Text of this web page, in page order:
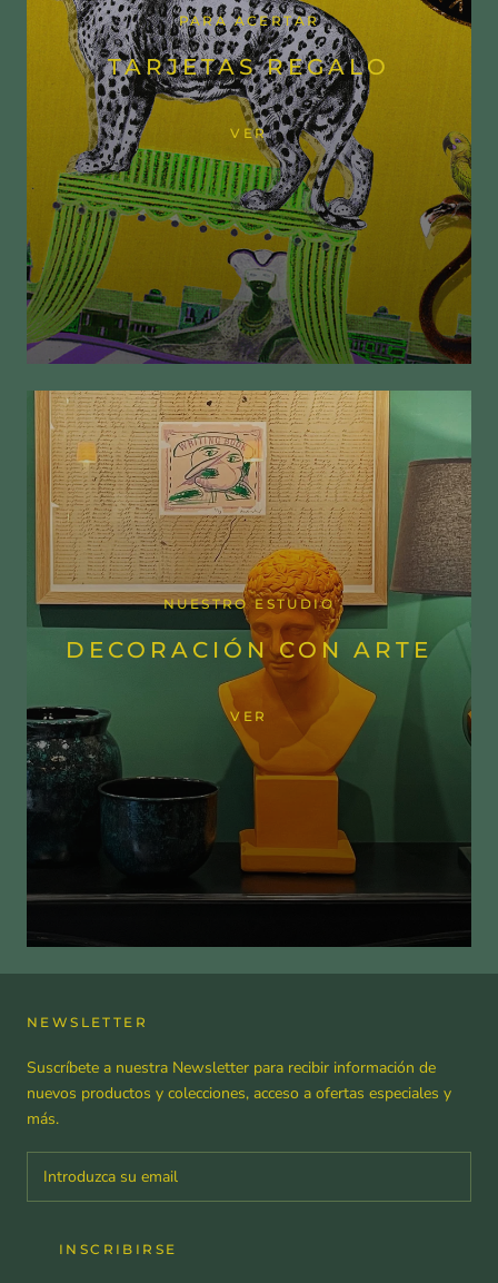
PARA ACERTAR
TARJETAS REGALO
VER
NUESTRO ESTUDIO
DECORACIÓN CON ARTE
VER
NEWSLETTER
Suscríbete a nuestra Newsletter para recibir información de
nuevos productos y colecciones, acceso a ofertas especiales y
más.
INSCRIBIRSE